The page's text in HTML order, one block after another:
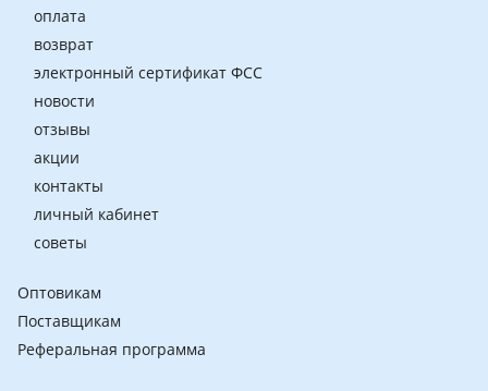
оплата
возврат
электронный сертификат ФСС
новости
отзывы
акции
контакты
личный кабинет
советы
Оптовикам
Поставщикам
Реферальная программа